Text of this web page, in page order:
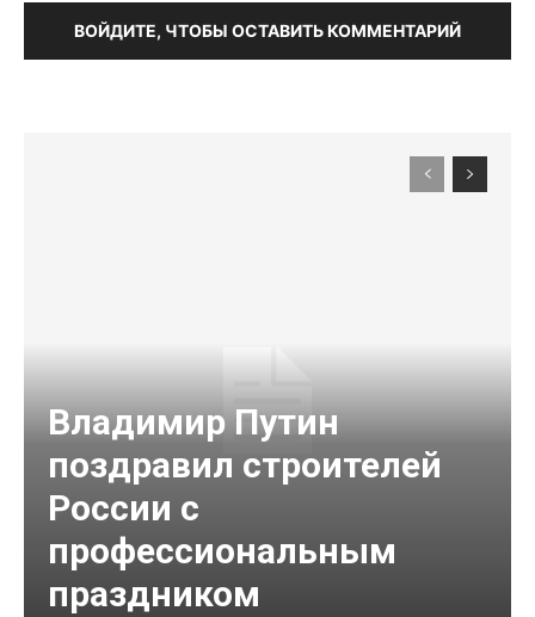
ВОЙДИТЕ, ЧТОБЫ ОСТАВИТЬ КОММЕНТАРИЙ
Владимир Путин
поздравил строителей
России с
профессиональным
праздником